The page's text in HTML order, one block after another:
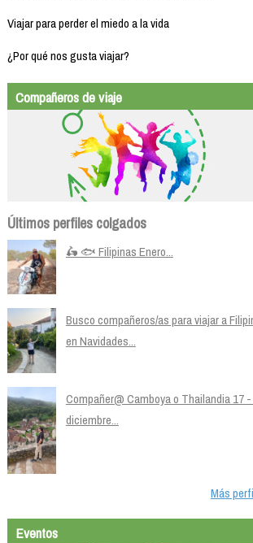
Viajar para perder el miedo a la vida
¿Por qué nos gusta viajar?
Compañeros de viaje
Últimos perfiles colgados
🛵 🐟 Filipinas Enero...
Busco compañeros/as para viajar a
en Navidades...
Compañer@ Camboya o Thailandia 17
diciembre...
Más
Eventos